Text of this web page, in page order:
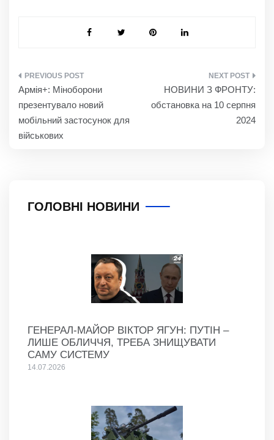
НАВІГАЦІЯ
ЗАПИСІВ
Армія+: Міноборони
презентувало новий
мобільний застосунок для
військових
НОВИНИ З ФРОНТУ:
обстановка на 10 серпня
2024
ГОЛОВНІ НОВИНИ
ГЕНЕРАЛ-МАЙОР ВІКТОР ЯГУН: ПУТІН –
ЛИШЕ ОБЛИЧЧЯ, ТРЕБА ЗНИЩУВАТИ
САМУ СИСТЕМУ
14.07.2026